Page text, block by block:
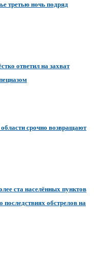
третью ночь подряд
ответил на захват
срочно возвращают
ста населённых пунктов
обстрелов на